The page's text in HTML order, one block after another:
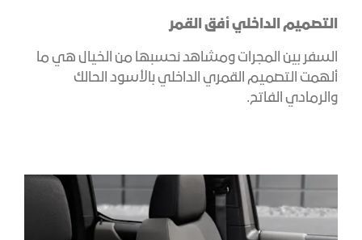
التصميم الداخلي أفق القمر
السفر بين المجرات ومشاهد نحسبها من الخيال هي ما
ألهمت التصميم القمري الداخلي بالأسود الحالك
والرمادي الفاتح.